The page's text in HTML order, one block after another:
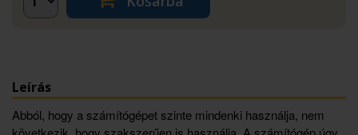
Leírás
Abból, hogy a számítógépet szinte mindenki használja, nem